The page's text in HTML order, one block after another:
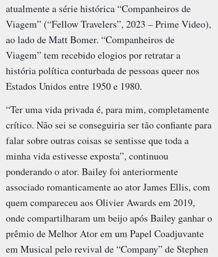
atualmente a série histórica “Companheiros de
Viagem” (“Fellow Travelers”, 2023 – Prime Video),
ao lado de Matt Bomer. “Companheiros de
Viagem” tem recebido elogios por retratar a
história política conturbada de pessoas queer nos
Estados Unidos entre 1950 e 1980.
“Ter uma vida privada é, para mim, completamente
crítico. Não sei se conseguiria ser tão confiante para
falar sobre outras coisas se sentisse que toda a
minha vida estivesse exposta”, continuou
ponderando o ator. Bailey foi anteriormente
associado romanticamente ao ator James Ellis, com
quem compareceu aos Olivier Awards em 2019,
onde compartilharam um beijo após Bailey ganhar o
prêmio de Melhor Ator em um Papel Coadjuvante
em Musical pelo revival de “Company” de Stephen